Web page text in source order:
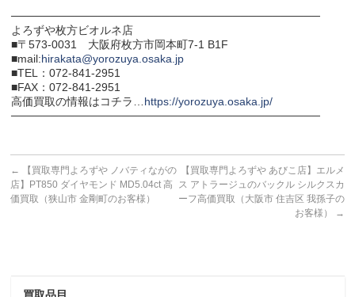
───────────────────────────────────────
よろずや枚方ビオルネ店
■〒573-0031 大阪府枚方市岡本町7-1 B1F
■mail:hirakata@yorozuya.osaka.jp
■TEL：072-841-2951
■FAX：072-841-2951
高価買取の情報はコチラ… https://yorozuya.osaka.jp/
───────────────────────────────────────
←
【買取専門よろずや ノバティながの
店】PT850 ダイヤモンド MD5.04ct 高
価買取（狭山市 金剛町のお客様）
【買取専門よろずや あびこ店】エルメ
ス アトラージュのバックル シルクスカ
ーフ高価買取（大阪市 住吉区 我孫子の
お客様）
→